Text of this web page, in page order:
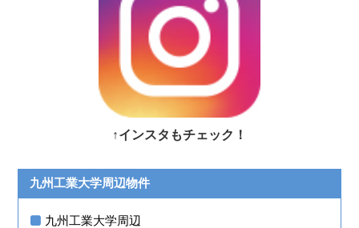
↑インスタもチェック！
九州工業大学周辺物件
九州工業大学周辺